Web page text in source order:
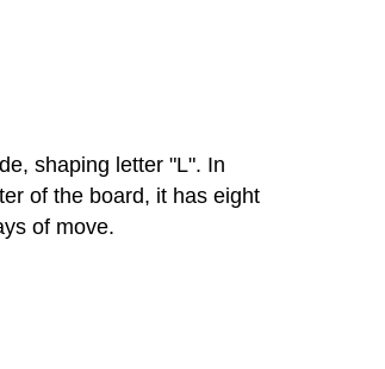
shaping letter "L". In
of the board, it has eight
of move.